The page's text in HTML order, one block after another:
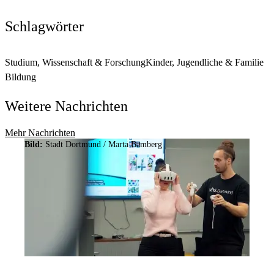
Schlagwörter
Studium, Wissenschaft & ForschungKinder, Jugendliche & Familie
Bildung
Weitere Nachrichten
Mehr Nachrichten
Bild: Stadt Dortmund / Marta Bamberg